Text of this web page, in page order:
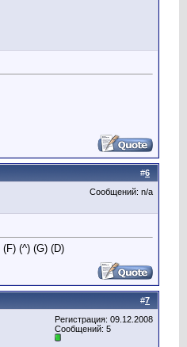
#6
Сообщений: n/a
(^) (G) (D)
#7
Регистрация: 09.12.2008
Сообщений: 5